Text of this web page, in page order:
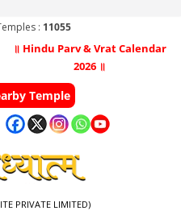
: 11055
॥ Hindu Parv & Vrat Calendar
2026 ॥
Temple
PRIVATE LIMITED)